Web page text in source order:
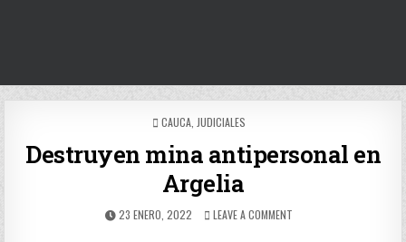
POSTED
CAUCA, JUDICIALES
Destruyen mina antipersonal en
Argelia
PUBLISHED
23 ENERO, 2022 LEAVE A COMMENTON